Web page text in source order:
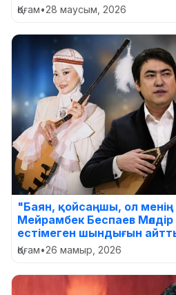
Қоғам•28 маусым, 2026
"Баян, қойсаңшы, ол
Мейрамбек Беспаев
естімеген шындығын
Қоғам•26 мамыр, 2026